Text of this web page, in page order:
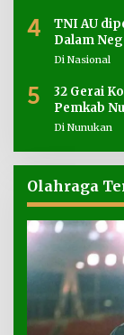
4
TNI AU
Dalam
Di Nasional
5
32 Gerai
Pemkab
Di Nunukan
Olahraga